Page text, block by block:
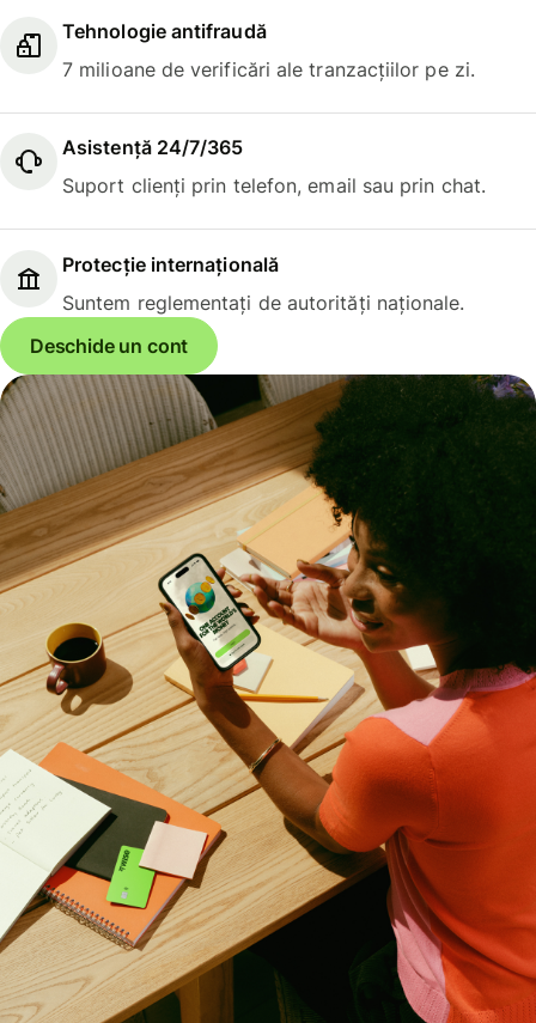
Tehnologie antifraudă
7 milioane de verificări ale tranzacțiilor pe zi.
Asistență 24/7/365
Suport clienți prin telefon, email sau prin chat.
Protecție internațională
Suntem reglementați de autorități naționale.
Deschide un cont